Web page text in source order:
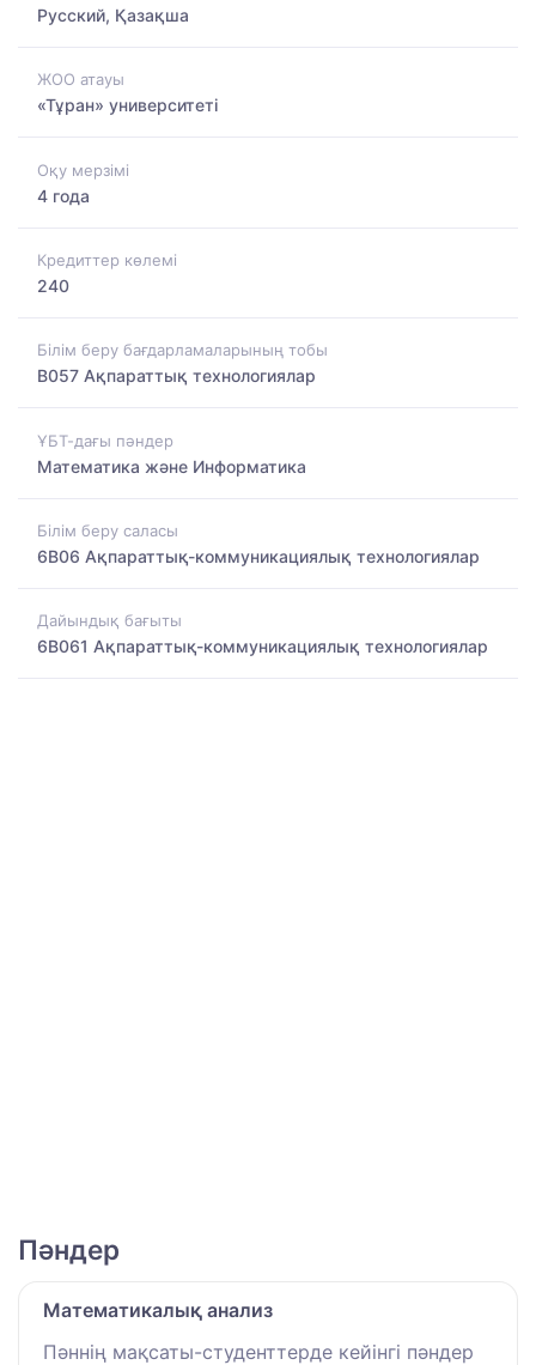
Русский, Қазақша
ЖОО атауы
«Тұран» университеті
Оқу мерзімі
4 года
Кредиттер көлемі
240
Білім беру бағдарламаларының тобы
B057 Ақпараттық технологиялар
ҰБТ-дағы пәндер
Математика және Информатика
Білім беру саласы
6B06 Ақпараттық-коммуникациялық технологиялар
Дайындық бағыты
6B061 Ақпараттық-коммуникациялық технологиялар
Пәндер
Математикалық анализ
Пәннің мақсаты-студенттерде кейінгі пәндер